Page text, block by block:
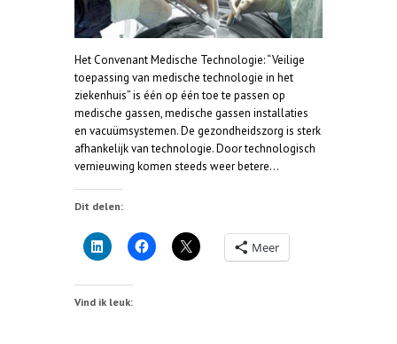
Het Convenant Medische Technologie: “Veilige
toepassing van medische technologie in het
ziekenhuis” is één op één toe te passen op
medische gassen, medische gassen installaties
en vacuümsystemen. De gezondheidszorg is sterk
afhankelijk van technologie. Door technologisch
vernieuwing komen steeds weer betere…
Dit delen:
Meer
Vind ik leuk: